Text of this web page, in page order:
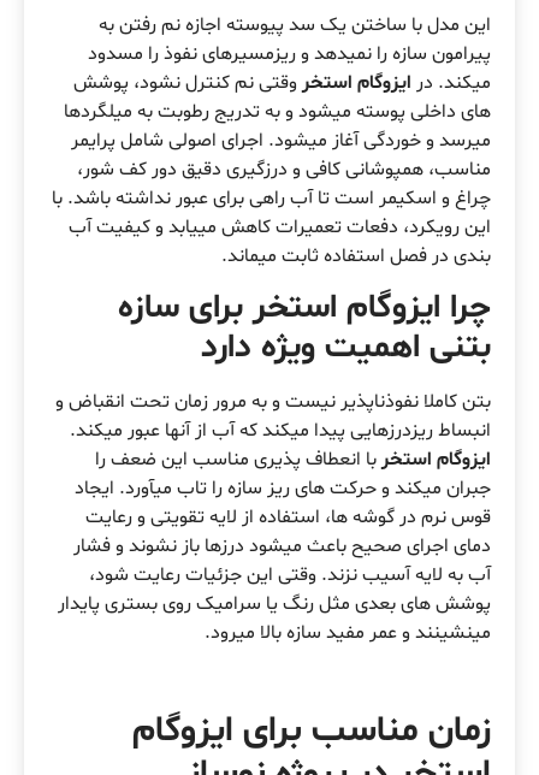
این مدل با ساختن یک سد پیوسته اجازه نم رفتن به
پیرامون سازه را نمیدهد و ریزمسیرهای نفوذ را مسدود
میکند. در ایزوگام استخر وقتی نم کنترل نشود، پوشش
های داخلی پوسته میشود و به تدریج رطوبت به میلگردها
میرسد و خوردگی آغاز میشود. اجرای اصولی شامل پرایمر
مناسب، همپوشانی کافی و درزگیری دقیق دور کف شور،
چراغ و اسکیمر است تا آب راهی برای عبور نداشته باشد. با
این رویکرد، دفعات تعمیرات کاهش مییابد و کیفیت آب
بندی در فصل استفاده ثابت میماند.
چرا ایزوگام استخر برای سازه
بتنی اهمیت ویژه دارد
بتن کاملا نفوذناپذیر نیست و به مرور زمان تحت انقباض و
انبساط ریزدرزهایی پیدا میکند که آب از آنها عبور میکند.
ایزوگام استخر با انعطاف پذیری مناسب این ضعف را
جبران میکند و حرکت های ریز سازه را تاب میآورد. ایجاد
قوس نرم در گوشه ها، استفاده از لایه تقویتی و رعایت
دمای اجرای صحیح باعث میشود درزها باز نشوند و فشار
آب به لایه آسیب نزند. وقتی این جزئیات رعایت شود،
پوشش های بعدی مثل رنگ یا سرامیک روی بستری پایدار
مینشینند و عمر مفید سازه بالا میرود.
زمان مناسب برای ایزوگام